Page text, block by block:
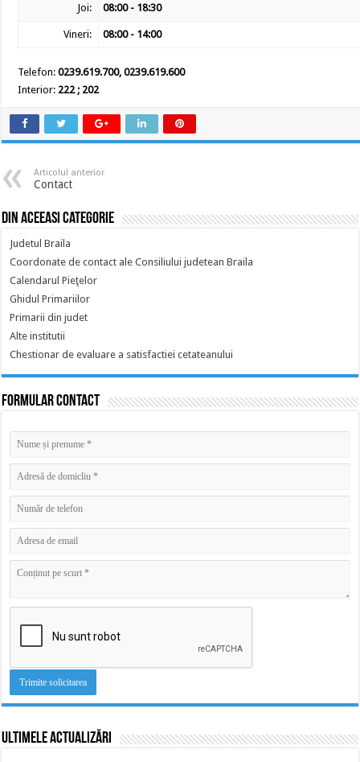
Joi: 08:00 - 18:30
Vineri: 08:00 - 14:00
Telefon:0239.619.700, 0239.619.600
Interior: 222 ; 202
Articolul anterior
Contact
Din aceeasi categorie
Judetul Braila
Coordonate de contact ale Consiliului judetean Braila
Calendarul Pieţelor
Ghidul Primariilor
Primarii din judet
Alte institutii
Chestionar de evaluare a satisfactiei cetateanului
Formular contact
Ultimele actualizări